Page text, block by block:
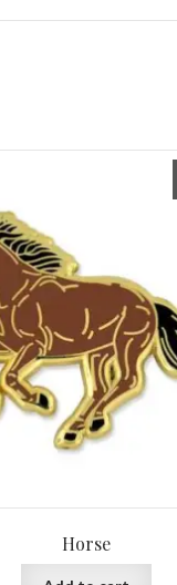
Horse